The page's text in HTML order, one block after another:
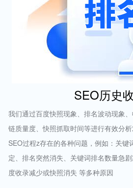
SEO历史
我们通过百度快照现象、排名波动现象
链质量度、快照抓取时间等进行有效分
SEO过程z存在的各种问题，例如：关键
定、排名突然消失、关键词排名数量急
度收录减少或快照消失 等多种原因